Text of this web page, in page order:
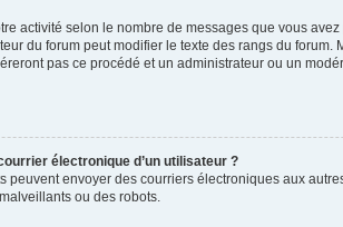
activité selon le nombre de messages que vous
du forum peut modifier le texte des rangs du
pas ce procédé et un administrateur ou un
électronique d’un utilisateur ?
envoyer des courriers électroniques aux
ou des robots.